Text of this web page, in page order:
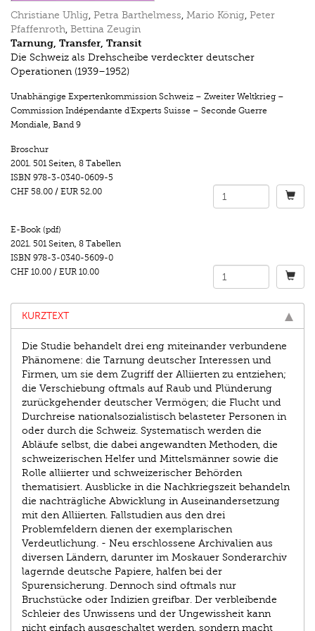
Christiane Uhlig, Petra Barthelmess, Mario König, Peter
Pfaffenroth, Bettina Zeugin
Tarnung, Transfer, Transit
Die Schweiz als Drehscheibe verdeckter deutscher
Operationen (1939–1952)
Unabhängige Expertenkommission Schweiz – Zweiter Weltkrieg –
Commission Indépendante d'Experts Suisse – Seconde Guerre
Mondiale, Band 9
Broschur
2001. 501 Seiten, 8 Tabellen
ISBN 978-3-0340-0609-5
CHF 58.00 / EUR 52.00
E-Book (pdf)
2021. 501 Seiten, 8 Tabellen
ISBN 978-3-0340-5609-0
CHF 10.00 / EUR 10.00
KURZTEXT
Die Studie behandelt drei eng miteinander verbundene
Phänomene: die Tarnung deutscher Interessen und
Firmen, um sie dem Zugriff der Alliierten zu entziehen;
die Verschiebung oftmals auf Raub und Plünderung
zurückgehender deutscher Vermögen; die Flucht und
Durchreise nationalsozialistisch belasteter Personen in
oder durch die Schweiz. Systematisch werden die
Abläufe selbst, die dabei angewandten Methoden, die
schweizerischen Helfer und Mittelsmänner sowie die
Rolle alliierter und schweizerischer Behörden
thematisiert. Ausblicke in die Nachkriegszeit behandeln
die nachträgliche Abwicklung in Auseinandersetzung
mit den Alliierten. Fallstudien aus den drei
Problemfeldern dienen der exemplarischen
Verdeutlichung. - Neu erschlossene Archivalien aus
diversen Ländern, darunter im Moskauer Sonderarchiv
lagernde deutsche Papiere, halfen bei der
Spurensicherung. Dennoch sind oftmals nur
Bruchstücke oder Indizien greifbar. Der verbleibende
Schleier des Unwissens und der Ungewissheit kann
nicht einfach ausgeschaltet werden, sondern macht